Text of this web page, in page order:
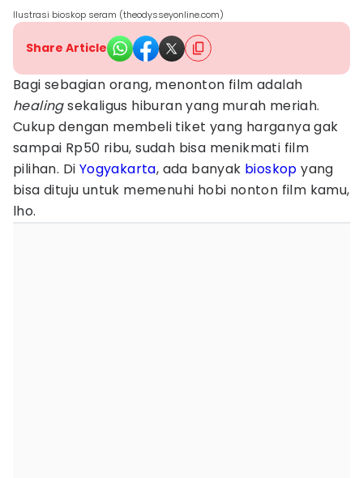
Ilustrasi bioskop seram (theodysseyonline.com)
Share Article
Bagi sebagian orang, menonton film adalah
healingsekaligus hiburan yang murah meriah.
Cukup dengan membeli tiket yang harganya gak
sampai Rp50 ribu, sudah bisa menikmati film
pilihan. Di Yogyakarta, ada banyak bioskop yang
bisa dituju untuk memenuhi hobi nonton film kamu,
lho.